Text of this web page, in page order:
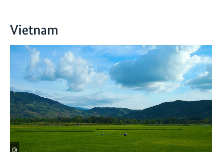
Vietnam
©